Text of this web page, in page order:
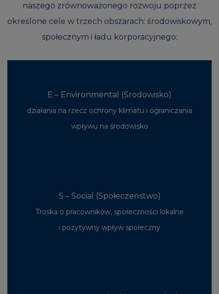
naszego zrównoważonego rozwoju poprzez
określone cele w trzech obszarach: środowiskowym,
społecznym i ładu korporacyjnego:
E – Environmental (Środowisko)
działania na rzecz ochrony klimatu i ograniczania
wpływu na środowisko
S – Social (Społeczeństwo)
Troska o pracowników, społeczności lokalne
i pozytywny wpływ społeczny